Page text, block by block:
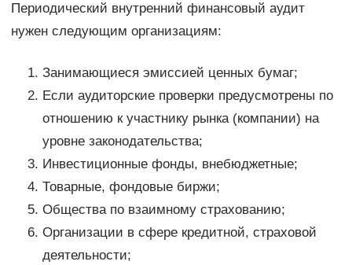
Периодический внутренний финансовый аудит
нужен следующим организациям:
Занимающиеся эмиссией ценных бумаг;
Если аудиторские проверки предусмотрены по
отношению к участнику рынка (компании) на
уровне законодательства;
Инвестиционные фонды, внебюджетные;
Товарные, фондовые биржи;
Общества по взаимному страхованию;
Организации в сфере кредитной, страховой
деятельности;